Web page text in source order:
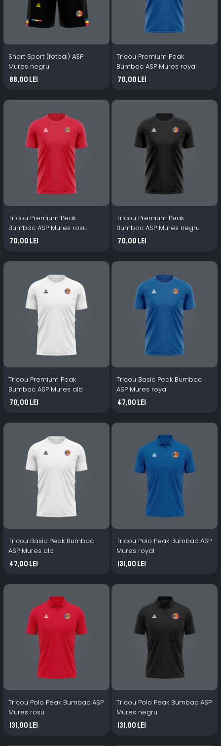
Short Sport (fotbal) ASP
Mures negru
88,00 Lei
Tricou Premium Peak
Bumbac ASP Mures royal
70,00 Lei
Tricou Premium Peak
Bumbac ASP Mures rosu
70,00 Lei
Tricou Premium Peak
Bumbac ASP Mures negru
70,00 Lei
Tricou Premium Peak
Bumbac ASP Mures alb
70,00 Lei
Tricou Basic Peak Bumbac
ASP Mures royal
47,00 Lei
Tricou Basic Peak Bumbac
ASP Mures alb
47,00 Lei
Tricou Polo Peak Bumbac ASP
Mures royal
131,00 Lei
Tricou Polo Peak Bumbac ASP
Mures rosu
131,00 Lei
Tricou Polo Peak Bumbac ASP
Mures negru
131,00 Lei